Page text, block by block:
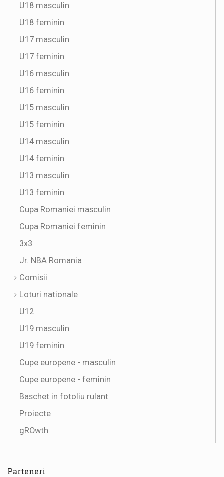
U18 masculin
U18 feminin
U17 masculin
U17 feminin
U16 masculin
U16 feminin
U15 masculin
U15 feminin
U14 masculin
U14 feminin
U13 masculin
U13 feminin
Cupa Romaniei masculin
Cupa Romaniei feminin
3x3
Jr. NBA Romania
Comisii
Loturi nationale
U12
U19 masculin
U19 feminin
Cupe europene - masculin
Cupe europene - feminin
Baschet in fotoliu rulant
Proiecte
gROwth
Parteneri